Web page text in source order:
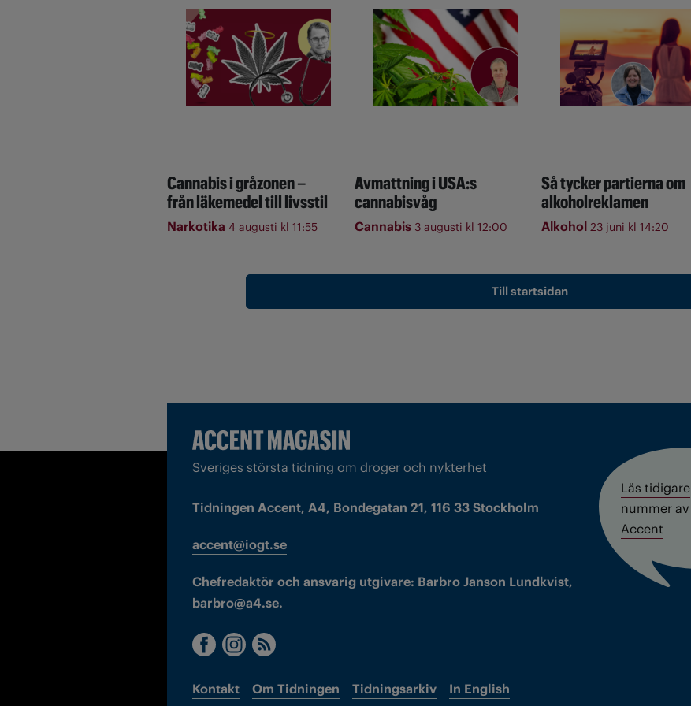
Cannabis i gråzonen –
från läkemedel till livsstil
Narkotika 4 augusti kl 11:55
Avmattning i USA:s
cannabisvåg
Cannabis 3 augusti kl 12:00
Så tycker partierna om
alkoholreklamen
Alkohol 23 juni kl 14:20
Till startsidan
Sveriges största tidning om droger och nykterhet
Tidningen Accent, A4, Bondegatan 21, 116 33 Stockholm
accent@iogt.se
Chefredaktör och ansvarig utgivare: Barbro Janson Lundkvist,
barbro@a4.se.
Kontakt Om Tidningen Tidningsarkiv In English
Läs tidigare
nummer av
Accent